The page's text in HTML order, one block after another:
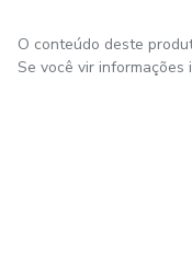
O conteúdo deste
Se você vir informações